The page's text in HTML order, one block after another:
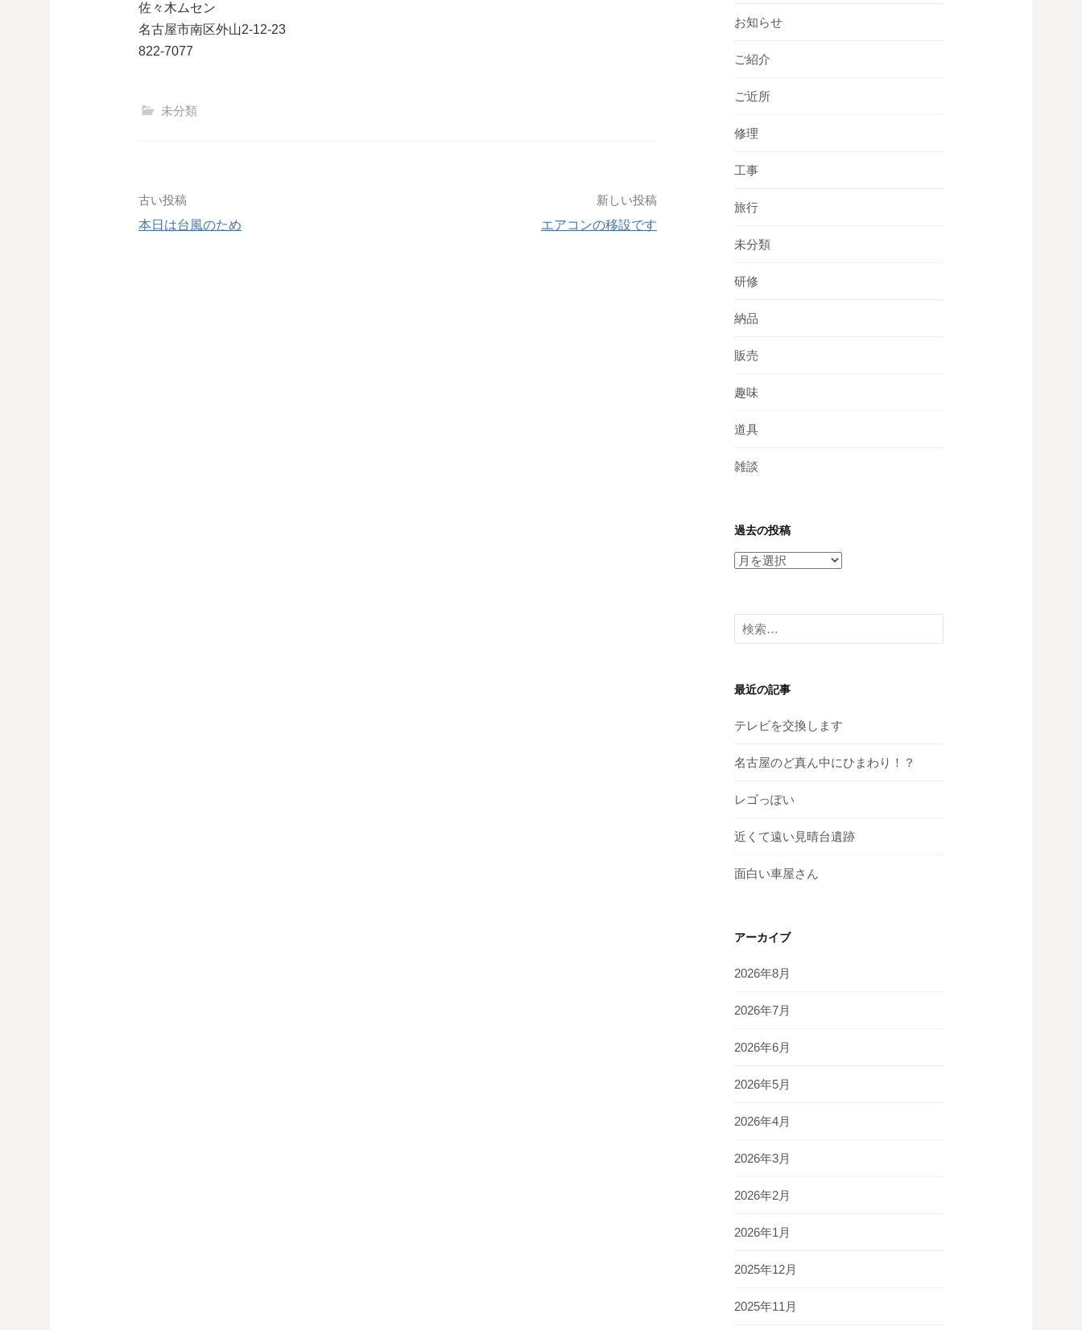
佐々木ムセン
名古屋市南区外山2-12-23
822-7077
未分類
投
稿
古い投稿
本日は台風のため
新しい投稿
エアコンの移設です
お知らせ
ご紹介
ご近所
修理
工事
旅行
未分類
研修
納品
販売
趣味
道具
雑談
過去の投稿
過
投
稿
検
索:
最近の記事
テレビを交換します
名古屋のど真ん中にひまわり！？
レゴっぽい
近くて遠い見晴台遺跡
面白い車屋さん
アーカイブ
2026年8月
2026年7月
2026年6月
2026年5月
2026年4月
2026年3月
2026年2月
2026年1月
2025年12月
2025年11月